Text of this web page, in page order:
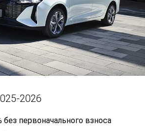
2026
без первоначального взноса